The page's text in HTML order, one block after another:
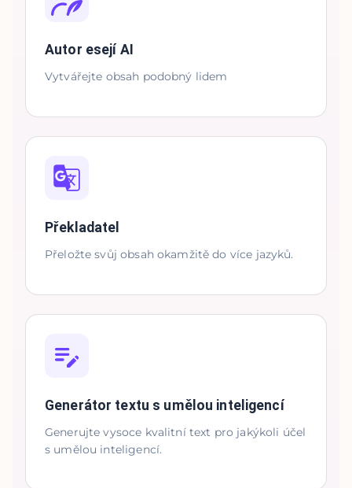
Autor esejí AI
Vytvářejte obsah podobný lidem
Překladatel
Přeložte svůj obsah okamžitě do více jazyků.
Generátor textu s umělou inteligencí
Generujte vysoce kvalitní text pro jakýkoli účel
s umělou inteligencí.